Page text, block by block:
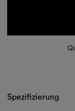
Spezifizierung